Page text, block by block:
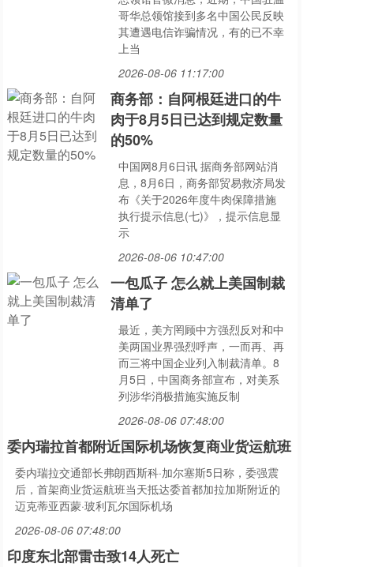
哥华总领馆接到多名中国公民反映
其遭遇电信诈骗情况，有的已不幸
上当
2026-08-06 11:17:00
商务部：自阿根廷进口的牛
肉于8月5日已达到规定数量
的50%
中国网8月6日讯 据商务部网站消
息，8月6日，商务部贸易救济局发
布《关于2026年度牛肉保障措施
执行提示信息(七)》，提示信息显
示
2026-08-06 10:47:00
一包瓜子 怎么就上美国制裁
清单了
最近，美方罔顾中方强烈反对和中
美两国业界强烈呼声，一而再、再
而三将中国企业列入制裁清单。8
月5日，中国商务部宣布，对美系
列涉华消极措施实施反制
2026-08-06 07:48:00
委内瑞拉首都附近国际机场恢复商业货运航班
委内瑞拉交通部长弗朗西斯科·加尔塞斯5日称，委强震
后，首架商业货运航班当天抵达委首都加拉加斯附近的
迈克蒂亚西蒙·玻利瓦尔国际机场
2026-08-06 07:48:00
印度东北部雷击致14人死亡